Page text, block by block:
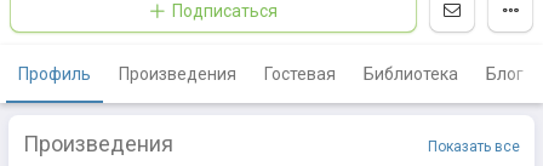
Подписаться
Профиль Произведения Гостевая Библиотека Блог
Произведения Показать все